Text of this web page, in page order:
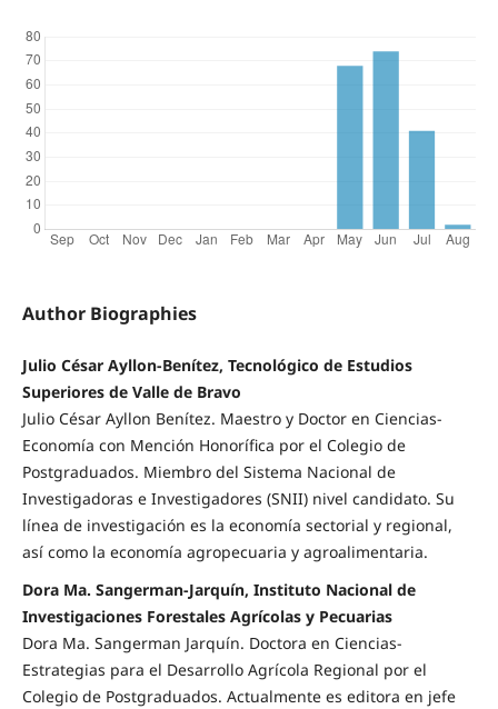
Author Biographies
Julio César Ayllon-Benítez, Tecnológico de Estudios
Superiores de Valle de Bravo
Julio César Ayllon Benítez. Maestro y Doctor en Ciencias-
Economía con Mención Honorífica por el Colegio de
Postgraduados. Miembro del Sistema Nacional de
Investigadoras e Investigadores (SNII) nivel candidato. Su
línea de investigación es la economía sectorial y regional,
así como la economía agropecuaria y agroalimentaria.
Dora Ma. Sangerman-Jarquín, Instituto Nacional de
Investigaciones Forestales Agrícolas y Pecuarias
Dora Ma. Sangerman Jarquín. Doctora en Ciencias-
Estrategias para el Desarrollo Agrícola Regional por el
Colegio de Postgraduados. Actualmente es editora en jefe